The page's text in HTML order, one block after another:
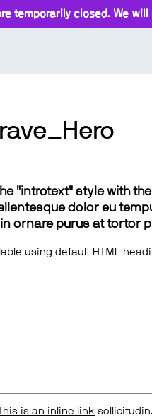
temporarily closed. We
"introtext" style with
dolor eu
ornare purus at tortor
using default HTML
This is an inline link